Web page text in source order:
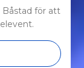
Båstad för att